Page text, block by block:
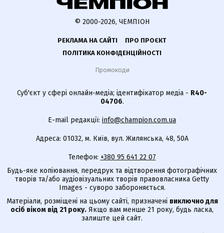
© 2000-2026, ЧЕМПІОН
РЕКЛАМА НА САЙТІ
ПРО ПРОЄКТ
ПОЛІТИКА КОНФІДЕНЦІЙНОСТІ
Промокоди
Суб'єкт у сфері онлайн-медіа; ідентифікатор медіа - R40-
04706.
E-mail редакції: info@champion.com.ua
Адреса: 01032, м. Київ, вул. Жилянська, 48, 50А
Телефон: +380 95 641 22 07
Будь-яке копіювання, передрук та відтворення фотографічних
творів та/або аудіовізуальних творів правовласника Getty
Images - суворо забороняється.
Матеріали, розміщені на цьому сайті, призначені виключно для
осіб віком від 21 року. Якщо вам менше 21 року, будь ласка,
залиште цей сайт.